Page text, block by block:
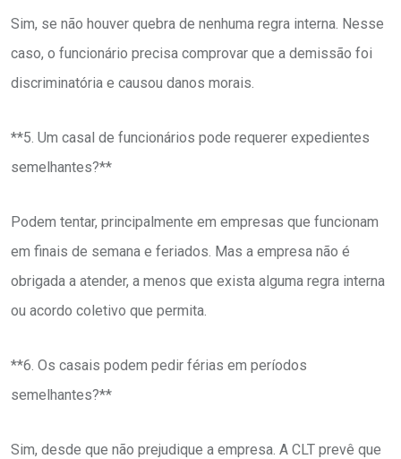
Sim, se não houver quebra de nenhuma regra interna. Nesse
caso, o funcionário precisa comprovar que a demissão foi
discriminatória e causou danos morais.
**5. Um casal de funcionários pode requerer expedientes
semelhantes?**
Podem tentar, principalmente em empresas que funcionam
em finais de semana e feriados. Mas a empresa não é
obrigada a atender, a menos que exista alguma regra interna
ou acordo coletivo que permita.
**6. Os casais podem pedir férias em períodos
semelhantes?**
Sim, desde que não prejudique a empresa. A CLT prevê que